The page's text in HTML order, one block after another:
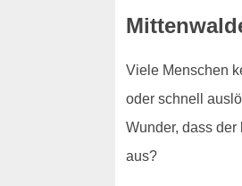
Viele Menschen
oder schnell
Wunder, dass
aus?